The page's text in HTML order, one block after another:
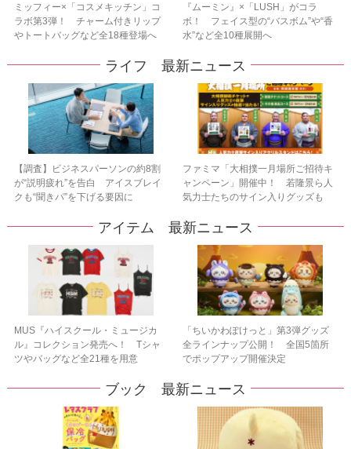
ミッフィー×「コスメキッチン」コ
ラボ第3弾！ チャーム付きリップ
やトートバッグなど全18種登場へ
『ムーミン』×「LUSH」がコラ
ボ！ フェイス型の“バスボム”や“香
水”など全10種展開へ
ライフ 最新ニュース
【調査】ビジネスパーソンの約8割
が“説明疲れ”を告白 アイスブレイ
クも“聞きパ”を下げる要因に
ファミマ「大相撲一月場所ご招待キ
ャンペーン」開催中！ 若隆景ら人
気力士たちのサイン入りグッズも
アイテム 最新ニュース
MUS『ハイスクール・ミュージカ
ル』コレクション発売へ！ Tシャ
ツやバッグなど全21種を用意
「ちいかわぽけっと」第3弾グッズ
全ラインナップ公開！ 全国5箇所
でポップアップ開催決定
ブック 最新ニュース